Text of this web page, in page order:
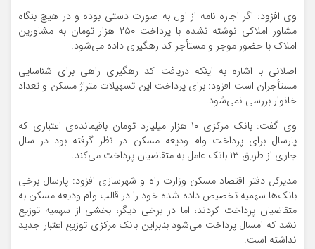
وی افزود: اگر اجاره نامه از اول به صورت دستی بوده و در هیچ بنگاه
مشاور املاکی نوشته نشده با پرداخت ۲۵۰ هزار تومان به مشاورین
املاک با حضور موجر و مستأجر کد رهگیری داده می‌شود.
اصلانی با اشاره به اینکه دریافت کد رهگیری راهی برای شناسایی
مستأجران است افزود: برای پرداخت این تسهیلات متراژ مسکن و تعداد
خانوار بررسی نمی‌شود.
وی گفت: بانک مرکزی ۱۰ هزار میلیارد تومان باقیمانده‌ی اعتباری که
پارسال برای پرداخت وام ودیعه مسکن در نظر گرفته بود در سال
جاری از طریق ۱۳ بانک عامل به متقاضیان پرداخت می‌کند.
مدیرکل دفتر اقتصاد مسکن وزارت راه و شهرسازی افزود: پارسال برخی
بانک‌ها سهمیه تخصیص داده شده خود را در قالب وام ودیعه مسکن به
متقاضیان پرداخت کردند، اما در برخی دیگر، بخشی از سهمیه توزیع
نشد که امسال پرداخت می‌شود بنابراین بانک مرکزی توزیع اعتبار جدید
نداشته است.